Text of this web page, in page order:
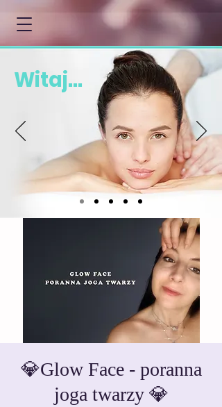
Witaj...
💎Glow Face - poranna
joga twarzy 💎